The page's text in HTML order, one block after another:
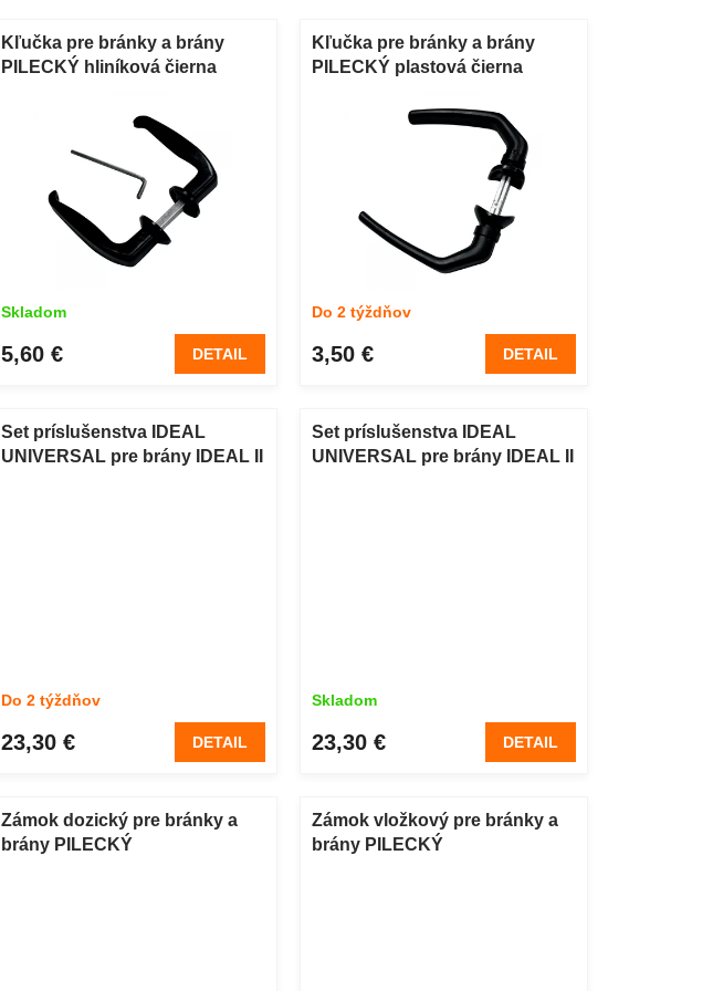
Kľučka pre bránky a brány
PILECKÝ hliníková čierna
Skladom
5,60 € DETAIL
Kľučka pre bránky a brány
PILECKÝ plastová čierna
Do 2 týždňov
3,50 € DETAIL
Set príslušenstva IDEAL
UNIVERSAL pre brány IDEAL II
Do 2 týždňov
23,30 € DETAIL
Set príslušenstva IDEAL
UNIVERSAL pre brány IDEAL II
Skladom
23,30 € DETAIL
Zámok dozický pre bránky a
brány PILECKÝ
Zámok vložkový pre bránky a
brány PILECKÝ